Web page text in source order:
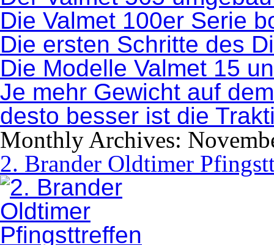
Die Valmet 100er Serie
Die ersten Schritte des
Die Modelle Valmet 15
Je mehr Gewicht auf
desto besser ist die
Monthly Archives:
2. Brander Oldtimer